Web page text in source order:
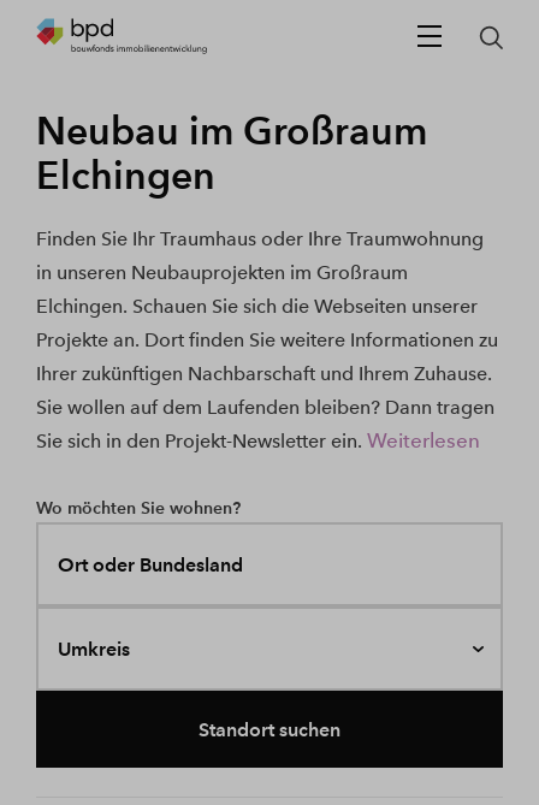
Neubau im Großraum
Elchingen
Finden Sie Ihr Traumhaus oder Ihre Traumwohnung
in unseren Neubauprojekten im Großraum
Elchingen. Schauen Sie sich die Webseiten unserer
Projekte an. Dort finden Sie weitere Informationen zu
Ihrer zukünftigen Nachbarschaft und Ihrem Zuhause.
Sie wollen auf dem Laufenden bleiben? Dann tragen
Sie sich in den Projekt-Newsletter ein. Weiterlesen
Wo möchten Sie wohnen?
Ort oder Bundesland
Umkreis
Standort suchen